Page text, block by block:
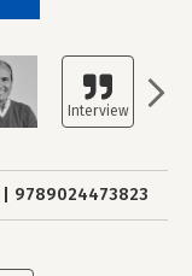
9789024473823